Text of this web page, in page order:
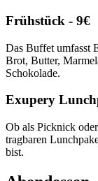
Frühstück - 9€
Das Buffet umfasst
Brot, Butter,
Schokolade.
Exupery
Ob als Picknick
tragbaren
bist.